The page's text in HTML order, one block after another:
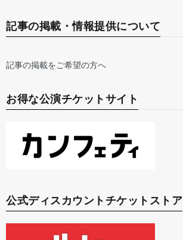
記事の掲載・情報提供について
記事の掲載をご希望の方へ
お得な公演チケットサイト
公式ディスカウントチケットストア